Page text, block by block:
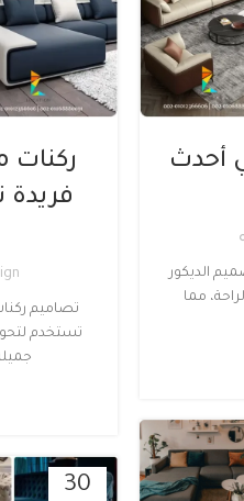
أحدث
الديكور
مما
تصاميم
تستخدم
30